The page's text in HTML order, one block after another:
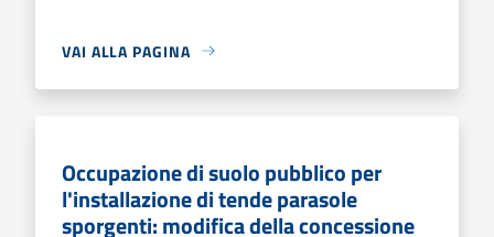
VAI ALLA PAGINA
Occupazione di suolo pubblico per
l'installazione di tende parasole
sporgenti: modifica della concessione